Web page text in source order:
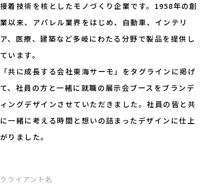
接着技術を核としたモノづくり企業です。1958年の創
業以来、アパレル業界をはじめ、自動車、インテリ
ア、医療、建築など多岐にわたる分野で製品を提供し
ています。
「共に成長する会社東海サーモ」をタグラインに掲げ
て、社員の方と一緒に就職の展示会ブースをブランデ
ィングデザインさせていただきました。社員の皆と共
に一緒に考える時間と想いの詰まったデザインに仕上
がりました。
クライアント名